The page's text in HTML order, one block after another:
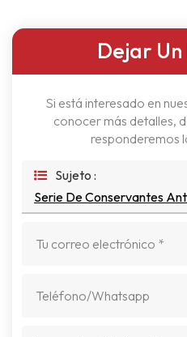
Dejar
Si está interesado en
conocer más detalles,
responderemos
Sujeto :
Serie De Conservantes